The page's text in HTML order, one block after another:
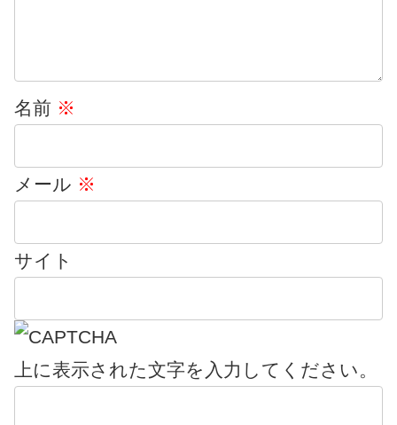
名前 ※
メール ※
サイト
上に表示された文字を入力してください。